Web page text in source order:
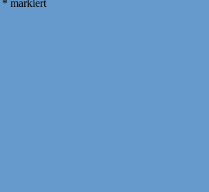
* markiert